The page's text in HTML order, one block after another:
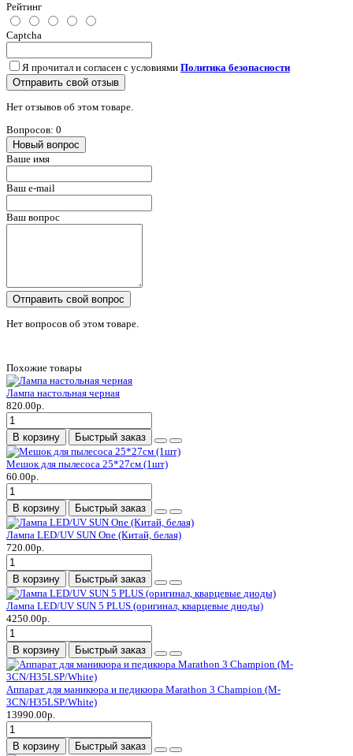
Рейтинг
Captcha
Я прочитал и согласен с условиями Политика безопасности
Отправить свой отзыв
Нет отзывов об этом товаре.
Вопросов: 0
Новый вопрос
Ваше имя
Ваш e-mail
Ваш вопрос
Отправить свой вопрос
Нет вопросов об этом товаре.
Похожие товары
Лампа настольная черная
820.00р.
В корзину Быстрый заказ
Мешок для пылесоса 25*27см (1шт)
60.00р.
В корзину Быстрый заказ
Лампа LED/UV SUN One (Китай, белая)
720.00р.
В корзину Быстрый заказ
Лампа LED/UV SUN 5 PLUS (оригинал, кварцевые диоды)
4250.00р.
В корзину Быстрый заказ
Аппарат для маникюра и педикюра Marathon 3 Champion (M-
3CN/H35LSP/White)
13990.00р.
В корзину Быстрый заказ